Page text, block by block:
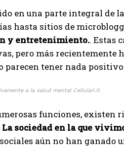
en una parte integral de
hasta sitios de
y entretenimiento.. Estas
pero más recientemente
parecen tener nada
a la salud mental Cellulari.it
funciones, existen
La sociedad en la que
aún no han ganado